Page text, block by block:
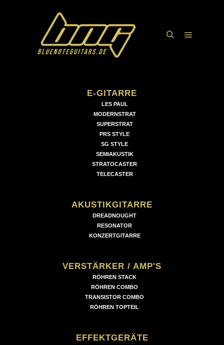
E-GITARRE
LES PAUL
MODERNSTRAT
SUPERSTRAT
PRS STYLE
SG STYLE
SEMIAKUSTIK
STRATOCASTER
TELECASTER
AKUSTIKGITARRE
DREADNOUGHT
RESONATOR
KONZERTGITARRE
VERSTÄRKER / AMP'S
RÖHREN STACK
RÖHREN COMBO
TRANSISTOR COMBO
RÖHREN TOPTEIL
EFFEKTGERÄTE